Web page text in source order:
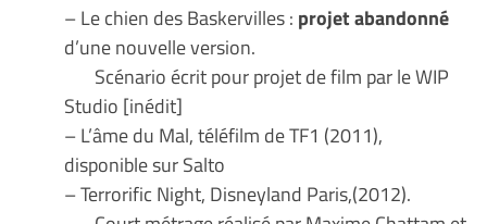
– Le chien des Baskervilles : projet abandonné
d’une nouvelle version.
Scénario écrit pour projet de film par le WIP
Studio [inédit]
– L’âme du Mal, téléfilm de TF1 (2011),
disponible sur Salto
– Terrorific Night, Disneyland Paris,(2012).